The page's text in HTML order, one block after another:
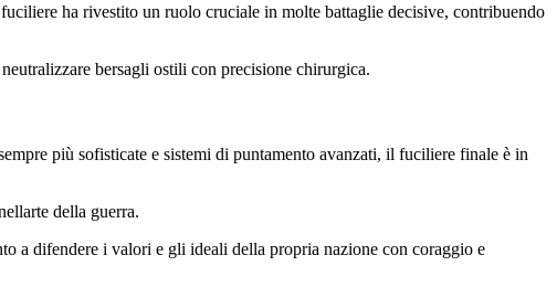
ha rivestito un ruolo cruciale in molte battaglie decisive, contribuendo
bersagli ostili con precisione chirurgica.
più sofisticate e sistemi di puntamento avanzati, il fuciliere finale è in
della guerra.
a difendere i valori e gli ideali della propria nazione con coraggio e